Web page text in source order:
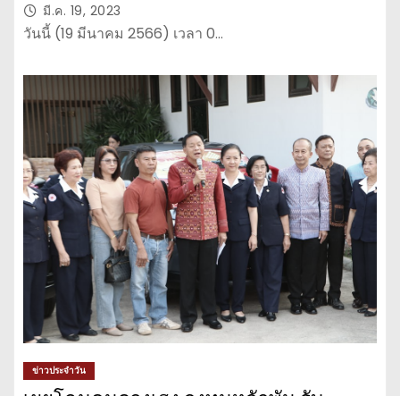
มี.ค. 19, 2023
วันนี้ (19 มีนาคม 2566) เวลา 0…
ข่าวประจำวัน